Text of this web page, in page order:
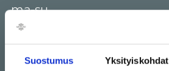
Suostumus Yksityiskohdat
ma-su
Kino123.fi